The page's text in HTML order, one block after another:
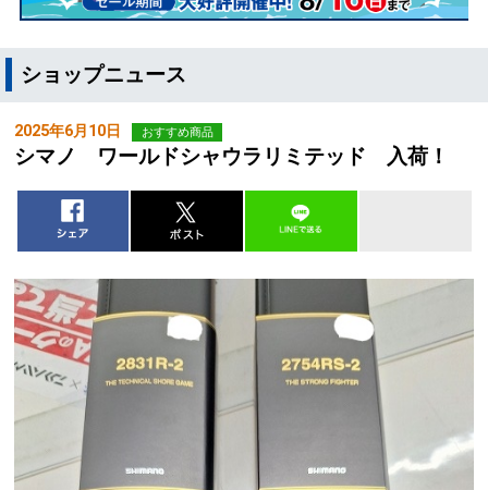
ショップニュース
2025年6月10日 おすすめ商品
シマノ ワールドシャウラリミテッド 入荷！